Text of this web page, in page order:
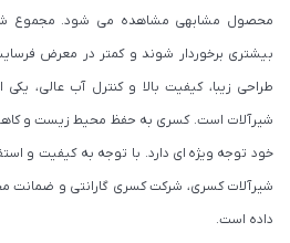
محصول مشابهی مشاهده می شود. مجموع
بیشتری برخوردار شوند و کمتر در معرض
طراحی زیبا، کیفیت بالا و کنترل آب عالی، یکی
شیرآلات است. کسری به حفظ محیط زیست و
خود توجه ویژه ای دارد. با توجه به کیفیت و
داده است.